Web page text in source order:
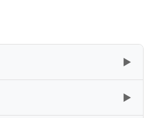
▶
▶